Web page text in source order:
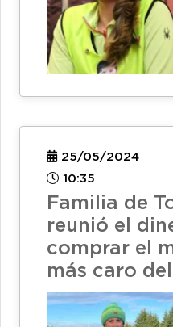
25/05/2024
10:35
Familia de
reunió el
comprar el
más caro